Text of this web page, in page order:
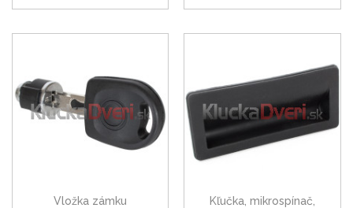
Vložka zámku
Kľučka, mikrospínač,